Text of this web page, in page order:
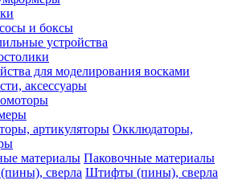
и боксы
устройства
для моделирования восками
аксессуары
Окклюдаторы,
Паковочные материалы
Штифты (пины), сверла